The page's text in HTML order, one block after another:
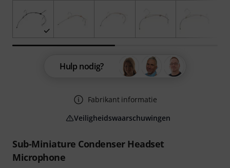
Sub-Miniature Condenser Headset
Microphone
Hulp nodig?
Fabrikant informatie
Veiligheidswaarschuwingen